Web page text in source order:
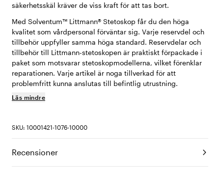
säkerhetsskäl kräver de viss kraft för att tas bort.
Med Solventum™ Littmann® Stetoskop får du den höga
kvalitet som vårdpersonal förväntar sig. Varje reservdel och
tillbehör uppfyller samma höga standard. Reservdelar och
tillbehör till Littmann-stetoskopen är praktiskt förpackade i
paket som motsvarar stetoskopmodellerna, vilket förenklar
reparationen. Varje artikel är noga tillverkad för att
problemfritt kunna anslutas till befintlig utrustning.
Läs mindre
SKU: 10001421-1076-10000
Recensioner